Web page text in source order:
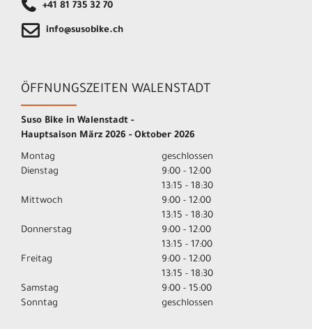
+41 81 735 32 70
info@susobike.ch
ÖFFNUNGSZEITEN WALENSTADT
Suso Bike in Walenstadt -
Hauptsaison März 2026 - Oktober 2026
Montag
geschlossen
Dienstag
9:00 - 12:00
13:15 - 18:30
Mittwoch
9:00 - 12:00
13:15 - 18:30
Donnerstag
9:00 - 12:00
13:15 - 17:00
Freitag
9:00 - 12:00
13:15 - 18:30
Samstag
9:00 - 15:00
Sonntag
geschlossen